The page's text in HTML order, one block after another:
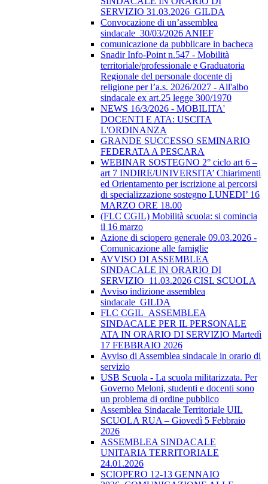
SERVIZIO 31.03.2026_GILDA
Convocazione di un’assemblea
sindacale_30/03/2026 ANIEF
comunicazione da pubblicare in bacheca
Snadir Info-Point n.547 - Mobilità
territoriale/professionale e Graduatoria
Regionale del personale docente di
religione per l’a.s. 2026/2027 - All'albo
sindacale ex art.25 legge 300/1970
NEWS 16/3/2026 - MOBILITA'
DOCENTI E ATA: USCITA
L'ORDINANZA
GRANDE SUCCESSO SEMINARIO
FEDERATA A PESCARA
WEBINAR SOSTEGNO 2° ciclo art 6 –
art 7 INDIRE/UNIVERSITA’ Chiarimenti
ed Orientamento per iscrizione ai percorsi
di specializzazione sostegno LUNEDI’ 16
MARZO ORE 18.00
(FLC CGIL) Mobilità scuola: si comincia
il 16 marzo
Azione di sciopero generale 09.03.2026 -
Comunicazione alle famiglie
AVVISO DI ASSEMBLEA
SINDACALE IN ORARIO DI
SERVIZIO_11.03.2026 CISL SCUOLA
Avviso indizione assemblea
sindacale_GILDA
FLC CGIL_ASSEMBLEA
SINDACALE PER IL PERSONALE
ATA IN ORARIO DI SERVIZIO Martedì
17 FEBBRAIO 2026
Avviso di Assemblea sindacale in orario di
servizio
USB Scuola - La scuola militarizzata. Per
Governo Meloni, studenti e docenti sono
un problema di ordine pubblico
Assemblea Sindacale Territoriale UIL
SCUOLA RUA – Giovedì 5 Febbraio
2026
ASSEMBLEA SINDACALE
UNITARIA TERRITORIALE
24.01.2026
SCIOPERO 12-13 GENNAIO